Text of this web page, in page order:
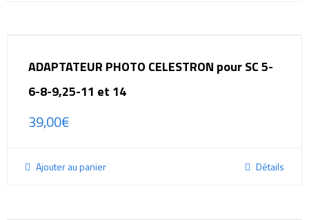
ADAPTATEUR PHOTO CELESTRON pour SC 5-
6-8-9,25-11 et 14
39,00€
Ajouter au panier Détails